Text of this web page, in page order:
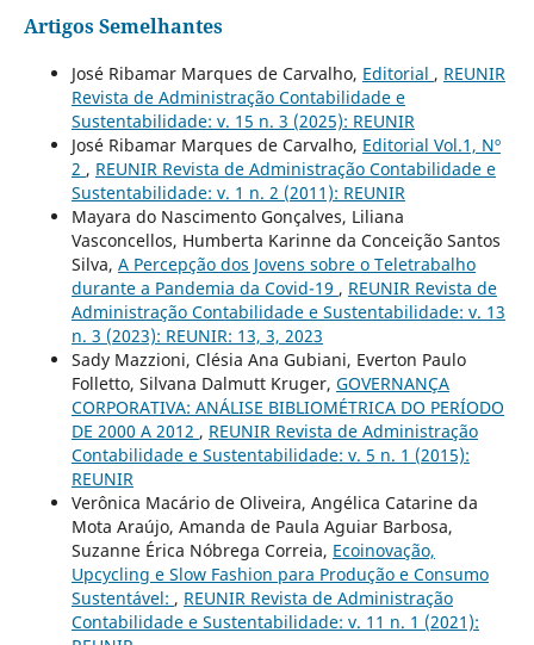
Artigos Semelhantes
José Ribamar Marques de Carvalho, Editorial , REUNIR
Revista de Administração Contabilidade e
Sustentabilidade: v. 15 n. 3 (2025): REUNIR
José Ribamar Marques de Carvalho, Editorial Vol.1, Nº
2 , REUNIR Revista de Administração Contabilidade e
Sustentabilidade: v. 1 n. 2 (2011): REUNIR
Mayara do Nascimento Gonçalves, Liliana
Vasconcellos, Humberta Karinne da Conceição Santos
Silva, A Percepção dos Jovens sobre o Teletrabalho
durante a Pandemia da Covid-19 , REUNIR Revista de
Administração Contabilidade e Sustentabilidade: v. 13
n. 3 (2023): REUNIR: 13, 3, 2023
Sady Mazzioni, Clésia Ana Gubiani, Everton Paulo
Folletto, Silvana Dalmutt Kruger, GOVERNANÇA
CORPORATIVA: ANÁLISE BIBLIOMÉTRICA DO PERÍODO
DE 2000 A 2012 , REUNIR Revista de Administração
Contabilidade e Sustentabilidade: v. 5 n. 1 (2015):
REUNIR
Verônica Macário de Oliveira, Angélica Catarine da
Mota Araújo, Amanda de Paula Aguiar Barbosa,
Suzanne Érica Nóbrega Correia, Ecoinovação,
Upcycling e Slow Fashion para Produção e Consumo
Sustentável: , REUNIR Revista de Administração
Contabilidade e Sustentabilidade: v. 11 n. 1 (2021):